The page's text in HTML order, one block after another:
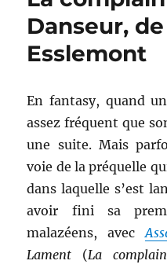
Danseur,
Esslemont
En fantasy, quand
assez fréquent que
une suite. Mais
voie de la préquelle
dans laquelle s’est
avoir fini sa
malazéens, avec
Lament (La